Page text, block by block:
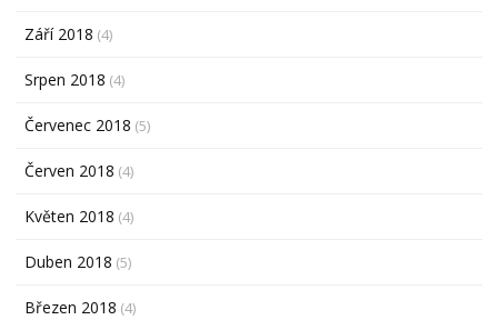
Září 2018 (4)
Srpen 2018 (4)
Červenec 2018 (5)
Červen 2018 (4)
Květen 2018 (4)
Duben 2018 (5)
Březen 2018 (4)